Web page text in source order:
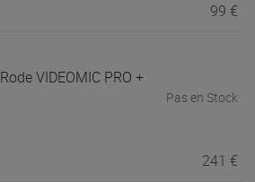
99 €
RodeVIDEOMIC PRO +
Pas en Stock
241 €